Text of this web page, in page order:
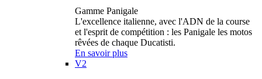
Gamme Panigale
L'excellence italienne, avec l'ADN de la course
et l'esprit de compétition : les Panigale les motos
rêvées de chaque Ducatisti.
En savoir plus
V2